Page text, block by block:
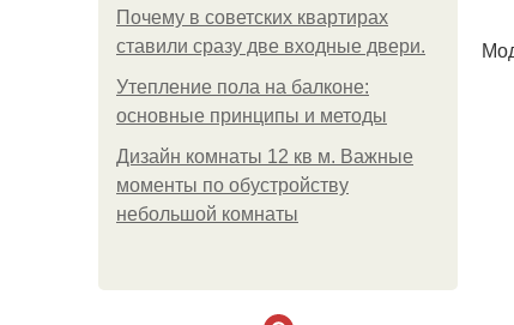
Почему в советских квартирах
ставили сразу две входные двери.
Утепление пола на балконе:
основные принципы и методы
Дизайн комнаты 12 кв м. Важные
моменты по обустройству
небольшой комнаты